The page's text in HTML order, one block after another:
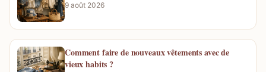
9 août 2026
Comment faire de nouveaux vêtements avec de
vieux habits ?